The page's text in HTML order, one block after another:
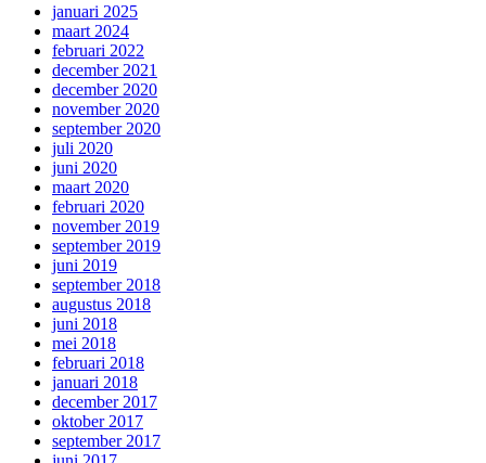
januari 2025
maart 2024
februari 2022
december 2021
december 2020
november 2020
september 2020
juli 2020
juni 2020
maart 2020
februari 2020
november 2019
september 2019
juni 2019
september 2018
augustus 2018
juni 2018
mei 2018
februari 2018
januari 2018
december 2017
oktober 2017
september 2017